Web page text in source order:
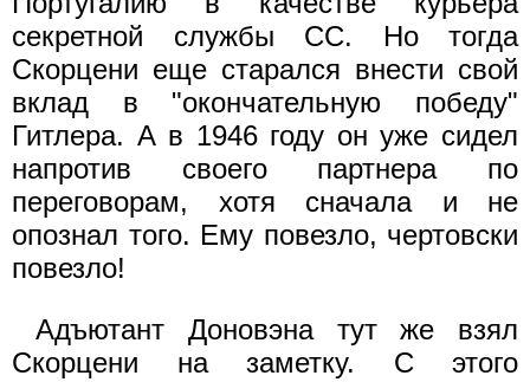
секретной службы СС. Но тогда
Скорцени еще старался внести свой
вклад в "окончательную победу"
Гитлера. А в 1946 году он уже сидел
напротив своего партнера по
переговорам, хотя сначала и не
опознал того. Ему повезло, чертовски
повезло!
Адъютант Доновэна тут же взял
Скорцени на заметку. С этого